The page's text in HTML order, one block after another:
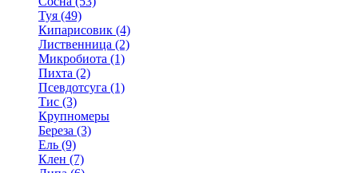
Туя (49)
Кипарисовик (4)
Лиственница (2)
Микробиота (1)
Пихта (2)
Псевдотсуга (1)
Тис (3)
Крупномеры
Береза (3)
Ель (9)
Клен (7)